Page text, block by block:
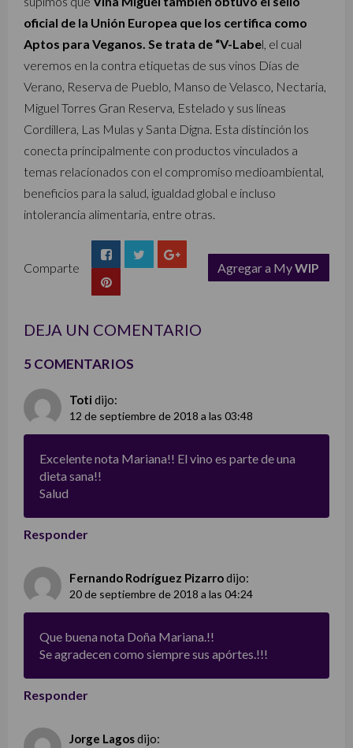
oficial de la Unión Europea que los certifica como
Aptos para Veganos. Se trata de “V-Label, el cual
veremos en la contra etiquetas de sus vinos Días de
Verano, Reserva de Pueblo, Manso de Velasco, Nectaria,
Miguel Torres Gran Reserva, Estelado y sus líneas
Cordillera, Las Mulas y Santa Digna. Esta distinción los
conecta principalmente con productos vinculados a
temas relacionados con el compromiso medioambiental,
beneficios para la salud, igualdad global e incluso
intolerancia alimentaria, entre otras.
Comparte Agregar a MyWIP
DEJA UN COMENTARIO
5 COMENTARIOS
Toti dijo:
12 de septiembre de 2018 a las 03:48
Excelente nota Mariana!! El vino es parte de una
dieta sana!!
Salud
Responder
Fernando Rodríguez Pizarrodijo:
20 de septiembre de 2018 a las 04:24
Que buena nota Doña Mariana.!!
Se agradecen como siempre sus apórtes.!!!
Responder
Jorge Lagosdijo: